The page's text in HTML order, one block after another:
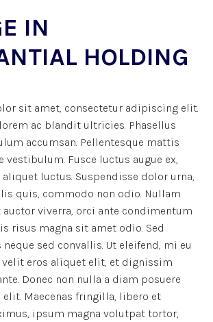
IN
HOLDING
sit amet, consectetur adipiscing elit.
ac blandit ultricies. Phasellus
accumsan. Pellentesque mattis
Fusce luctus augue ex,
luctus. Suspendisse dolor urna,
quis, commodo non odio. Nullam
viverra, orci ante condimentum
risus magna sit amet odio. Sed
sed convallis. Ut eleifend, mi eu
eros aliquet elit, et dignissim
Donec non nulla a diam posuere
elit. Maecenas fringilla, libero et
ipsum magna volutpat tortor,